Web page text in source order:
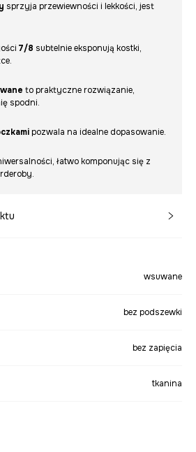
sprzyja przewiewności i lekkości, jest
7/8 subtelnie eksponują kostki,
to praktyczne rozwiązanie,
spodni.
pozwala na idealne dopasowanie.
łatwo komponując się z
wsuwane
bez podszewki
bez zapięcia
tkanina